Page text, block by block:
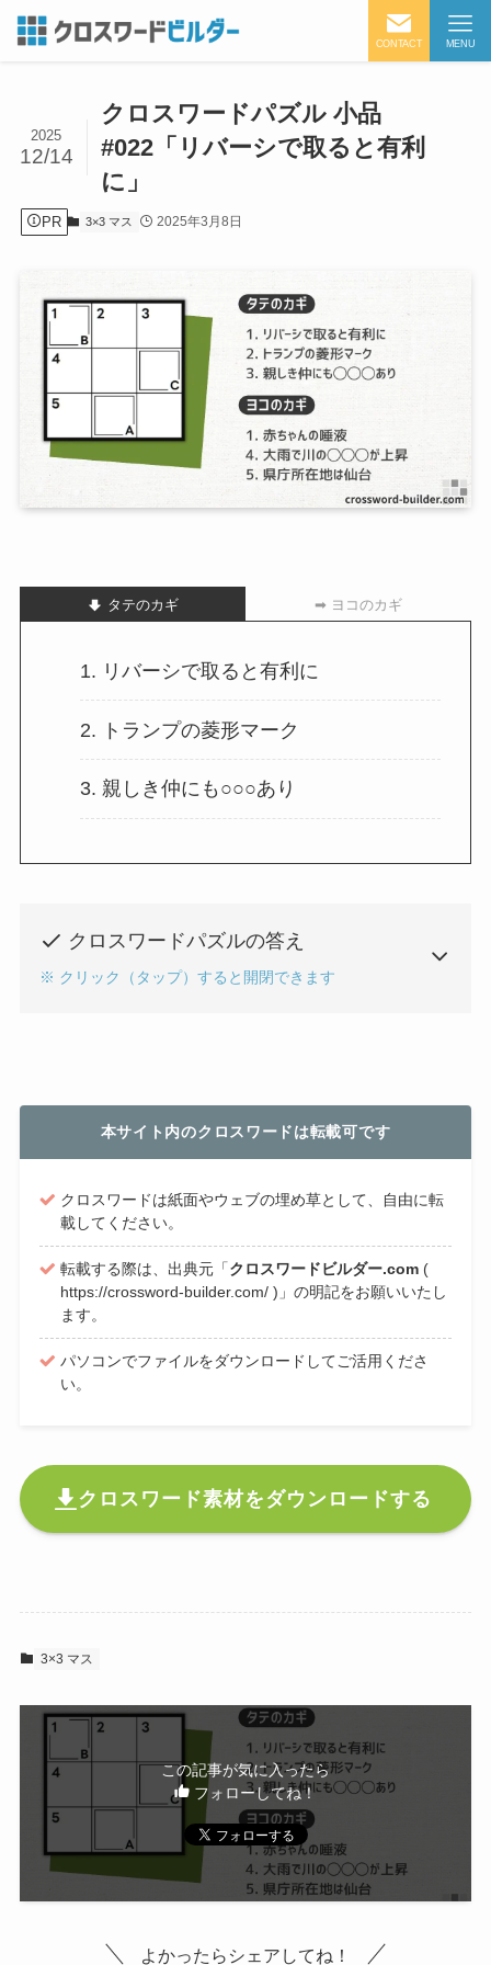
CONTACT MENU
クロスワードパズル 小品
#022「リバーシで取ると有利
に」
2025
12/14
PR 3×3 マス 2025年3月8日
タテのカギ ➡ ヨコのカギ
1. リバーシで取ると有利に
2. トランプの菱形マーク
3. 親しき仲にも○○○あり
クロスワードパズルの答え
※ クリック（タップ）すると開閉できます
本サイト内のクロスワードは転載可です
クロスワードは紙面やウェブの埋め草として、自由に転
載してください。
転載する際は、出典元「クロスワードビルダー.com (
https://crossword-builder.com/ )」の明記をお願いいたし
ます。
パソコンでファイルをダウンロードしてご活用くださ
い。
クロスワード素材をダウンロードする
3×3 マス
この記事が気に入ったら
フォローしてね！
よかったらシェアしてね！